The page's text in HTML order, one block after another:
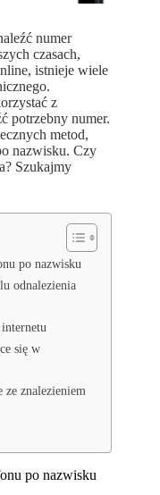
numer
czasach,
istnieje wiele
z
potrzebny numer.
metod,
nazwisku. Czy
Szukajmy
po nazwisku
odnalezienia
się w
znalezieniem
po nazwisku